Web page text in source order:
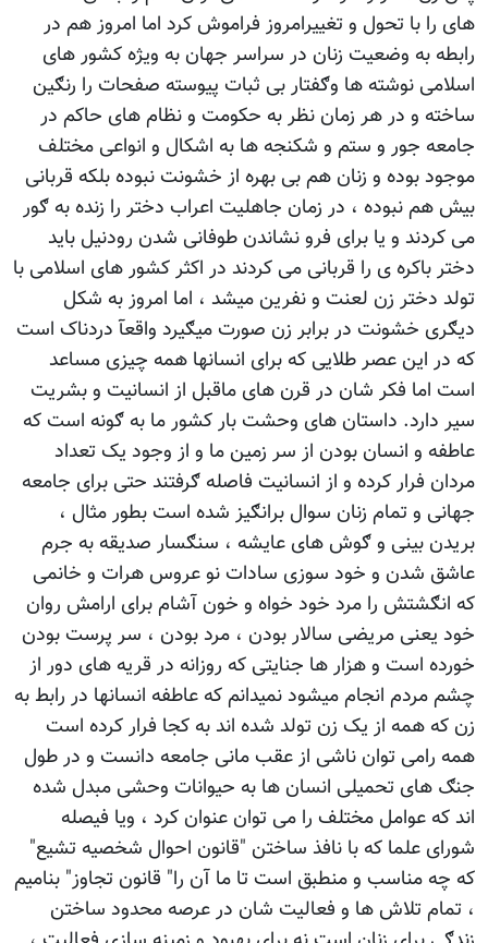
های را با تحول و تغییرامروز فراموش کرد اما امروز هم در
رابطه به وضعیت زنان در سراسر جهان به ویژه کشور های
اسلامی نوشته ها وګفتار بی ثبات پیوسته صفحات را رنګین
ساخته و در هر زمان نظر به حکومت و نظام های حاکم در
جامعه جور و ستم و شکنجه ها به اشکال و انواعی مختلف
موجود بوده و زنان هم بی بهره از خشونت نبوده بلکه قربانی
بیش هم نبوده ، در زمان جاهلیت اعراب دختر را زنده به ګور
می کردند و یا برای فرو نشاندن طوفانی شدن رودنیل باید
دختر باکره ی را قربانی می کردند در اکثر کشور های اسلامی با
تولد دختر زن لعنت و نفرین میشد ، اما امروز به شکل
دیګری خشونت در برابر زن صورت میګیرد واقعآ دردناک است
که در این عصر طلایی که برای انسانها همه چیزی مساعد
است اما فکر شان در قرن های ماقبل از انسانیت و بشریت
سیر دارد. داستان های وحشت بار کشور ما به ګونه است که
عاطفه و انسان بودن از سر زمین ما و از وجود یک تعداد
مردان فرار کرده و از انسانیت فاصله ګرفتند حتی برای جامعه
جهانی و تمام زنان سوال برانګیز شده است بطور مثال ،
بریدن بینی و ګوش های عایشه ، سنګسار صدیقه به جرم
عاشق شدن و خود سوزی سادات نو عروس هرات و خانمی
که انګشتش را مرد خود خواه و خون آشام برای ارامش روان
خود یعنی مریضی سالار بودن ، مرد بودن ، سر پرست بودن
خورده است و هزار ها جنایتی که روزانه در قریه های دور از
چشم مردم انجام میشود نمیدانم که عاطفه انسانها در رابط به
زن که همه از یک زن تولد شده اند به کجا فرار کرده است
همه رامی توان ناشی از عقب مانی جامعه دانست و در طول
جنګ های تحمیلی انسان ها به حیوانات وحشی مبدل شده
اند که عوامل مختلف را می توان عنوان کرد ، ویا فیصله
شورای علما که با نافذ ساختن "قانون احوال شخصیه تشیع"
که چه مناسب و منطبق است تا ما آن را" قانون تجاوز" بنامیم
، تمام تلاش ها و فعالیت شان در عرصه محدود ساختن